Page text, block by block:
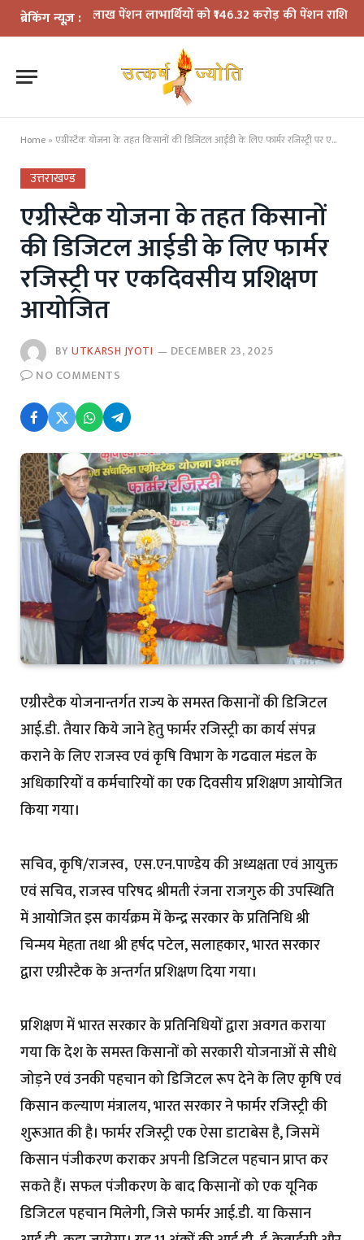
ब्रेकिंग न्यूज़ :
9.87 लाख पेंशन लाभार्थियों को ₹146.32 करोड़ की पेंशन राशि जारी
Home » एग्रीस्टैक योजना के तहत किसानों की डिजिटल आईडी के लिए फार्मर रजिस्ट्री पर एकदिवसीय प्रशिक्षण आयोजित
उत्तराखण्ड
एग्रीस्टैक योजना के तहत किसानों
की डिजिटल आईडी के लिए फार्मर
रजिस्ट्री पर एकदिवसीय प्रशिक्षण
आयोजित
BYUTKARSH JYOTI
DECEMBER 23, 2025
NO COMMENTS
एग्रीस्टैक योजनान्तर्गत राज्य के समस्त किसानों की डिजिटल
आई.डी. तैयार किये जाने हेतु फार्मर रजिस्ट्री का कार्य संपन्न
कराने के लिए राजस्व एवं कृषि विभाग के गढवाल मंडल के
अधिकारियों व कर्मचारियों का एक दिवसीय प्रशिक्षण आयोजित
किया गया।
सचिव, कृषि/राजस्व, एस.एन.पाण्डेय की अध्यक्षता एवं आयुक्त
एवं सचिव, राजस्व परिषद श्रीमती रंजना राजगुरु की उपस्थिति
में आयोजित इस कार्यक्रम में केन्द्र सरकार के प्रतिनिधि श्री
चिन्मय मेहता तथा श्री हर्षद पटेल, सलाहकार, भारत सरकार
द्वारा एग्रीस्टैक के अन्तर्गत प्रशिक्षण दिया गया।
प्रशिक्षण में भारत सरकार के प्रतिनिधियों द्वारा अवगत कराया
गया कि देश के समस्त किसानों को सरकारी योजनाओं से सीधे
जोड़ने एवं उनकी पहचान को डिजिटल रूप देने के लिए कृषि एवं
किसान कल्याण मंत्रालय, भारत सरकार ने फार्मर रजिस्ट्री की
शुरूआत की है। फार्मर रजिस्ट्री एक ऐसा डाटाबेस है, जिसमें
किसान पंजीकरण कराकर अपनी डिजिटल पहचान प्राप्त कर
सकते हैं। सफल पंजीकरण के बाद किसानों को एक यूनिक
डिजिटल पहचान मिलेगी, जिसे फार्मर आई.डी. या किसान